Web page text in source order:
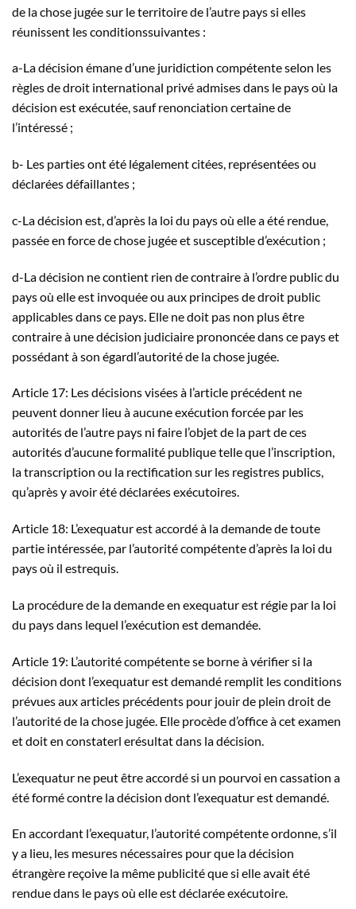
de la chose jugée sur le territoire de l’autre pays si elles
réunissent les conditionssuivantes :
a-La décision émane d’une juridiction compétente selon les
règles de droit international privé admises dans le pays où la
décision est exécutée, sauf renonciation certaine de
l’intéressé ;
b- Les parties ont été légalement citées, représentées ou
déclarées défaillantes ;
c-La décision est, d’après la loi du pays où elle a été rendue,
passée en force de chose jugée et susceptible d’exécution ;
d-La décision ne contient rien de contraire à l’ordre public du
pays où elle est invoquée ou aux principes de droit public
applicables dans ce pays. Elle ne doit pas non plus être
contraire à une décision judiciaire prononcée dans ce pays et
possédant à son égardl’autorité de la chose jugée.
Article 17: Les décisions visées à l’article précédent ne
peuvent donner lieu à aucune exécution forcée par les
autorités de l’autre pays ni faire l’objet de la part de ces
autorités d’aucune formalité publique telle que l’inscription,
la transcription ou la rectification sur les registres publics,
qu’après y avoir été déclarées exécutoires.
Article 18: L’exequatur est accordé à la demande de toute
partie intéressée, par l’autorité compétente d’après la loi du
pays où il estrequis.
La procédure de la demande en exequatur est régie par la loi
du pays dans lequel l’exécution est demandée.
Article 19: L’autorité compétente se borne à vérifier si la
décision dont l’exequatur est demandé remplit les conditions
prévues aux articles précédents pour jouir de plein droit de
l’autorité de la chose jugée. Elle procède d’office à cet examen
et doit en constaterl erésultat dans la décision.
L’exequatur ne peut être accordé si un pourvoi en cassation a
été formé contre la décision dont l’exequatur est demandé.
En accordant l’exequatur, l’autorité compétente ordonne, s’il
y a lieu, les mesures nécessaires pour que la décision
étrangère reçoive la même publicité que si elle avait été
rendue dans le pays où elle est déclarée exécutoire.